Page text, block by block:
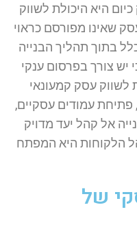
היא היכולת לשווק
שאינו מפורסם כראוי
בתוך תהליך הבנייה
יש צורך בפרסום ענקי
לשווק עסק קמעונאי
עמודים עסקיים,
אל קהל יעד מדויק
הלקוחות היא המפתח
של